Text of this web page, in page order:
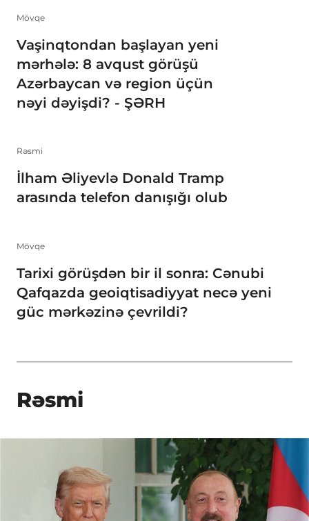
Mövqe
Vaşinqtondan başlayan yeni
mərhələ: 8 avqust görüşü
Azərbaycan və region üçün
nəyi dəyişdi? - ŞƏRH
Rəsmi
İlham Əliyevlə Donald Tramp
arasında telefon danışığı olub
Mövqe
Tarixi görüşdən bir il sonra: Cənubi
Qafqazda geoiqtisadiyyat necə yeni
güc mərkəzinə çevrildi?
Rəsmi